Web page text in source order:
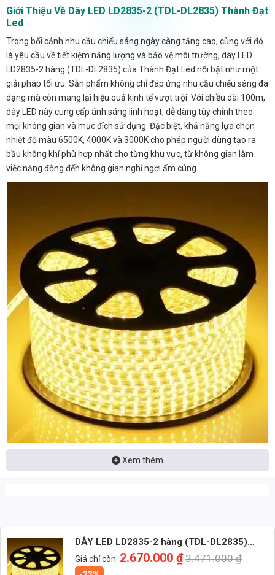
Giới Thiệu Về Dây LED LD2835-2 (TDL-DL2835) Thành Đạt
Led
Trong bối cảnh nhu cầu chiếu sáng ngày càng tăng cao, cùng với đó
là yêu cầu về tiết kiệm năng lượng và bảo vệ môi trường, dây LED
LD2835-2 hàng (TDL-DL2835) của Thành Đạt Led nổi bật như một
giải pháp tối ưu. Sản phẩm không chỉ đáp ứng nhu cầu chiếu sáng đa
dạng mà còn mang lại hiệu quả kinh tế vượt trội. Với chiều dài 100m,
dây LED này cung cấp ánh sáng linh hoạt, dễ dàng tùy chỉnh theo
mọi không gian và mục đích sử dụng. Đặc biệt, khả năng lựa chọn
nhiệt độ màu 6500K, 4000K và 3000K cho phép người dùng tạo ra
bầu không khí phù hợp nhất cho từng khu vực, từ không gian làm
việc năng động đến không gian nghỉ ngơi ấm cúng.
Thông Số Kỹ Thuật Chi Tiết
Dây LED LD2835-2 (TDL-DL2835) được thiết kế và sản xuất với tiêu
Nhắn: Loại đèn + Công suất + Số lượng để nhận báo giá
Xem thêm
DÂY LED LD2835-2 hàng (TDL-DL2835)
Thành Đạt Led
Giá chỉ còn: 2.670.000₫3.471.000₫